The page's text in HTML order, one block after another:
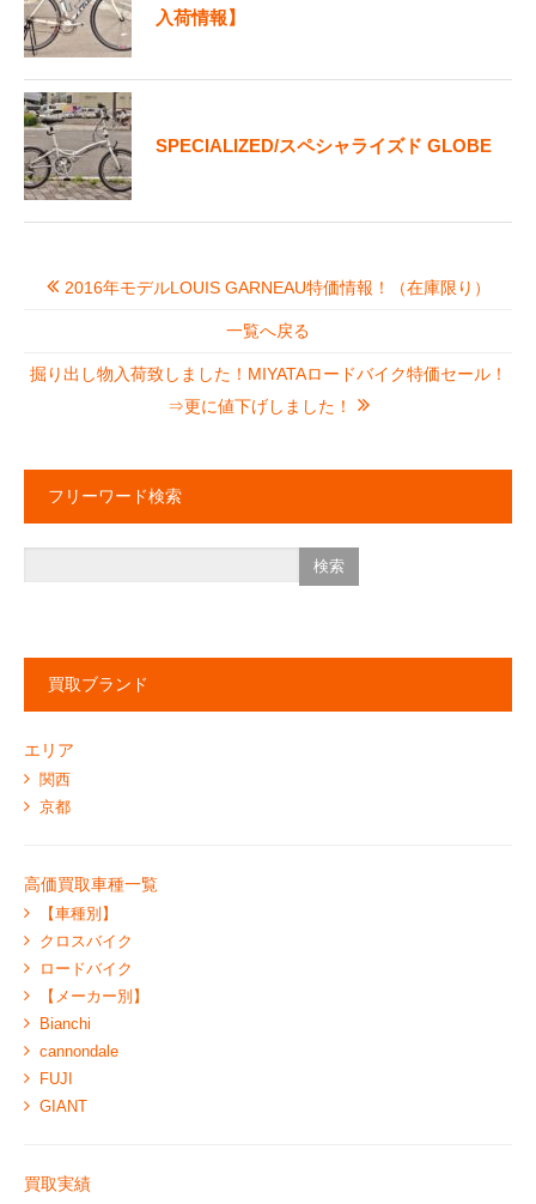
入荷情報】
SPECIALIZED/スペシャライズド GLOBE
2016年モデルLOUIS GARNEAU特価情報！（在庫限り）
一覧へ戻る
掘り出し物入荷致しました！MIYATAロードバイク特価セール！
⇒更に値下げしました！
フリーワード検索
買取ブランド
エリア
関西
京都
高価買取車種一覧
【車種別】
クロスバイク
ロードバイク
【メーカー別】
Bianchi
cannondale
FUJI
GIANT
買取実績